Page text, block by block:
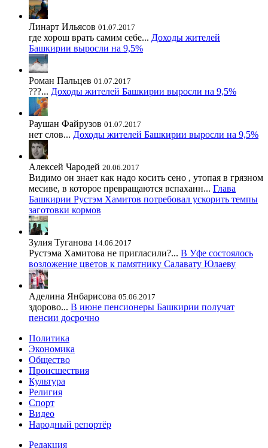
Линарт Ильясов 01.07.2017
где хорош врать самим себе... Доходы жителей
Башкирии выросли на 9,5%
Роман Пальцев 01.07.2017
???... Доходы жителей Башкирии выросли на 9,5%
Раушан Файрузов 01.07.2017
нет слов... Доходы жителей Башкирии выросли на 9,5%
Алексей Чародей 20.06.2017
Видимо он знает как надо косить сено , утопая в грязном
месиве, в которое превращаются вспаханн... Глава
Башкирии Рустэм Хамитов потребовал ускорить темпы
заготовки кормов
Зулия Туганова 14.06.2017
Рустэма Хамитова не пригласили?... В Уфе состоялось
возложение цветов к памятнику Салавату Юлаеву
Аделина Янбарисова 05.06.2017
здорово... В июне пенсионеры Башкирии получат
пенсии досрочно
Политика
Экономика
Общество
Происшествия
Культура
Религия
Спорт
Видео
Народный репортёр
Редакция